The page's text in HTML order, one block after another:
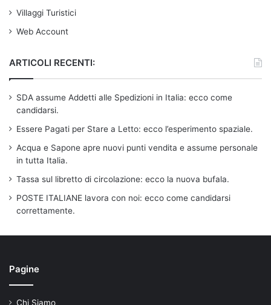
Villaggi Turistici
Web Account
ARTICOLI RECENTI:
SDA assume Addetti alle Spedizioni in Italia: ecco come
candidarsi.
Essere Pagati per Stare a Letto: ecco l’esperimento spaziale.
Acqua e Sapone apre nuovi punti vendita e assume personale
in tutta Italia.
Tassa sul libretto di circolazione: ecco la nuova bufala.
POSTE ITALIANE lavora con noi: ecco come candidarsi
correttamente.
Pagine
Chi Siamo